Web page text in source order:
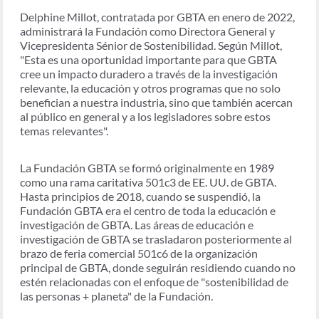
Delphine Millot, contratada por GBTA en enero de 2022,
administrará la Fundación como Directora General y
Vicepresidenta Sénior de Sostenibilidad. Según Millot,
"Esta es una oportunidad importante para que GBTA
cree un impacto duradero a través de la investigación
relevante, la educación y otros programas que no solo
benefician a nuestra industria, sino que también acercan
al público en general y a los legisladores sobre estos
temas relevantes".
La Fundación GBTA se formó originalmente en 1989
como una rama caritativa 501c3 de EE. UU. de GBTA.
Hasta principios de 2018, cuando se suspendió, la
Fundación GBTA era el centro de toda la educación e
investigación de GBTA. Las áreas de educación e
investigación de GBTA se trasladaron posteriormente al
brazo de feria comercial 501c6 de la organización
principal de GBTA, donde seguirán residiendo cuando no
estén relacionadas con el enfoque de "sostenibilidad de
las personas + planeta" de la Fundación.